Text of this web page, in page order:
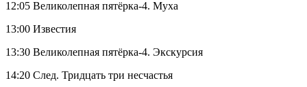
12:05 Великолепная пятёрка-4. Муха
13:00 Известия
13:30 Великолепная пятёрка-4. Экскурсия
14:20 След. Тридцать три несчастья